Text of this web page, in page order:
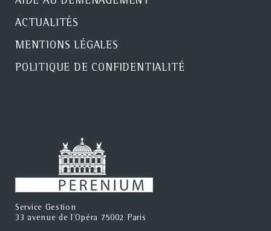
ACTUALITÉS
MENTIONS LÉGALES
POLITIQUE DE CONFIDENTIALITÉ
Service Gestion
33 avenue de l'Opéra 75002 Paris